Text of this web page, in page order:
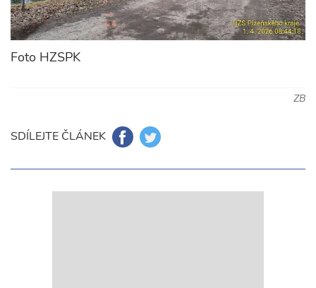
Foto HZSPK
ZB
SDÍLEJTE ČLÁNEK